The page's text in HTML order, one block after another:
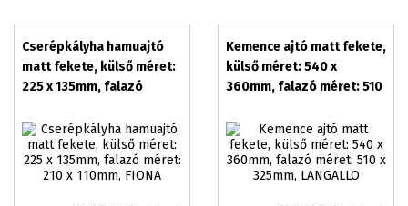
Cserépkályha hamuajtó
matt fekete, külső méret:
225 x 135mm, falazó
Kemence ajtó matt fekete,
külső méret: 540 x
360mm, falazó méret: 510